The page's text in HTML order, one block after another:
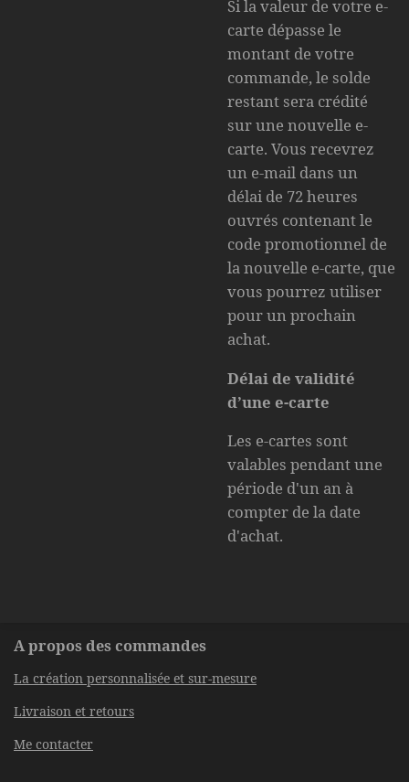
Si la valeur de votre e-
carte dépasse le
montant de votre
commande, le solde
restant sera crédité
sur une nouvelle e-
carte. Vous recevrez
un e-mail dans un
délai de 72 heures
ouvrés contenant le
code promotionnel de
la nouvelle e-carte, que
vous pourrez utiliser
pour un prochain
achat.
Délai de validité
d’une e-carte
Les e-cartes sont
valables pendant une
période d'un an à
compter de la date
d'achat.
A propos des commandes
La création personnalisée et sur-mesure
Livraison et retours
Me contacter